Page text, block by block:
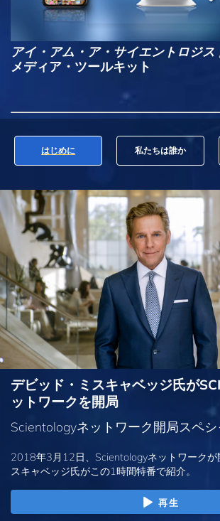
アイ・アム・ア・サイエントロジス
メディア・ツールキット
はじめに 私たちは誰か
デビッド・ミスキャベッジ氏が
ットワークを開局
Scientologyネットワーク開局スペ
2018年3月12日、Scientologyネットワークが
スキャベッジ氏がこの1時間特番で紹介。
再生